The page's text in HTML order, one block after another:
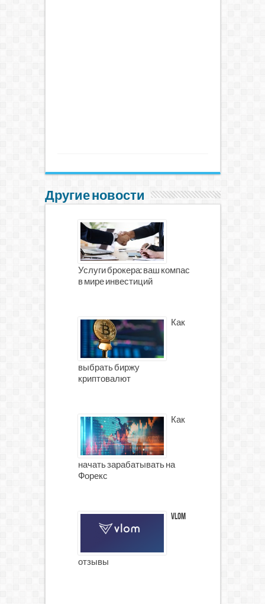
Другие новости
Услуги брокера: ваш компас
в мире инвестиций
Как
выбрать биржу
криптовалют
Как
начать зарабатывать на
Форекс
Vlom
отзывы